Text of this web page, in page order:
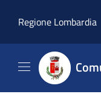
Regione Lombardia